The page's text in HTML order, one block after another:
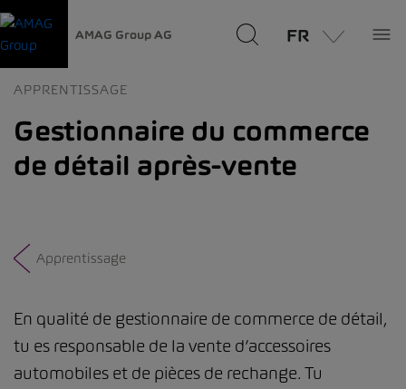
AMAG Group AG FR
APPRENTISSAGE
Gestionnaire du commerce
de détail après-vente
Apprentissage
En qualité de gestionnaire de commerce de détail,
tu es responsable de la vente d’accessoires
automobiles et de pièces de rechange. Tu